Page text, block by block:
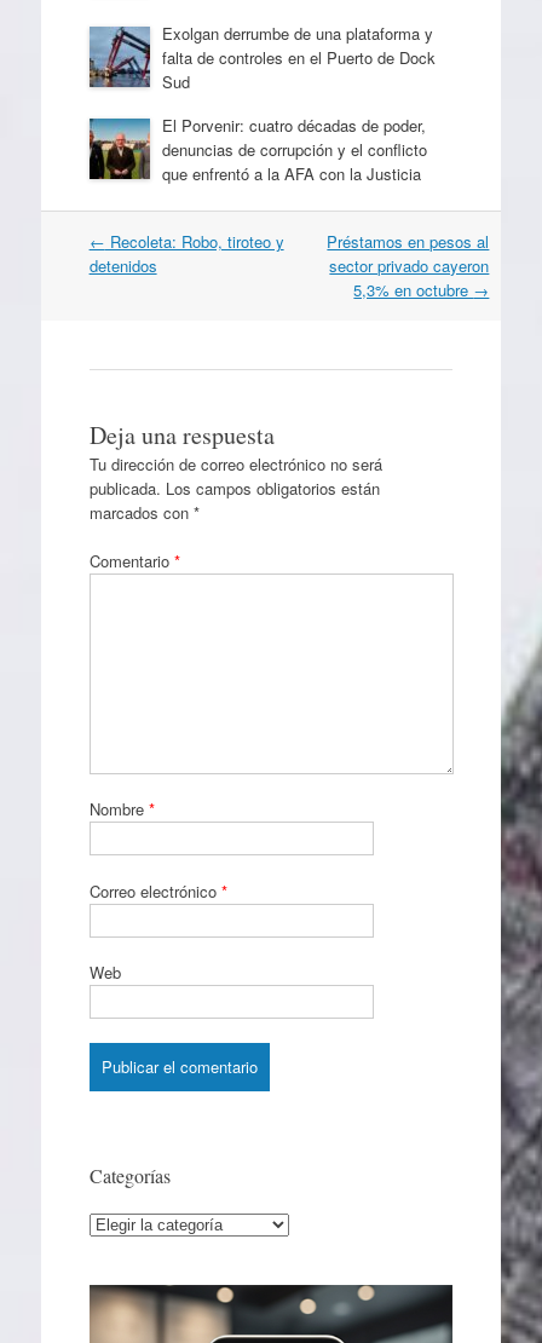
Exolgan derrumbe de una plataforma y
falta de controles en el Puerto de Dock
Sud
El Porvenir: cuatro décadas de poder,
denuncias de corrupción y el conflicto
que enfrentó a la AFA con la Justicia
Navegación
por
← Recoleta: Robo, tiroteo y
detenidos
Préstamos en pesos al
sector privado cayeron
5,3% en octubre →
Deja una respuesta
Tu dirección de correo electrónico no será
publicada. Los campos obligatorios están
marcados con *
Comentario *
Nombre *
Correo electrónico *
Web
Categorías
Categorías